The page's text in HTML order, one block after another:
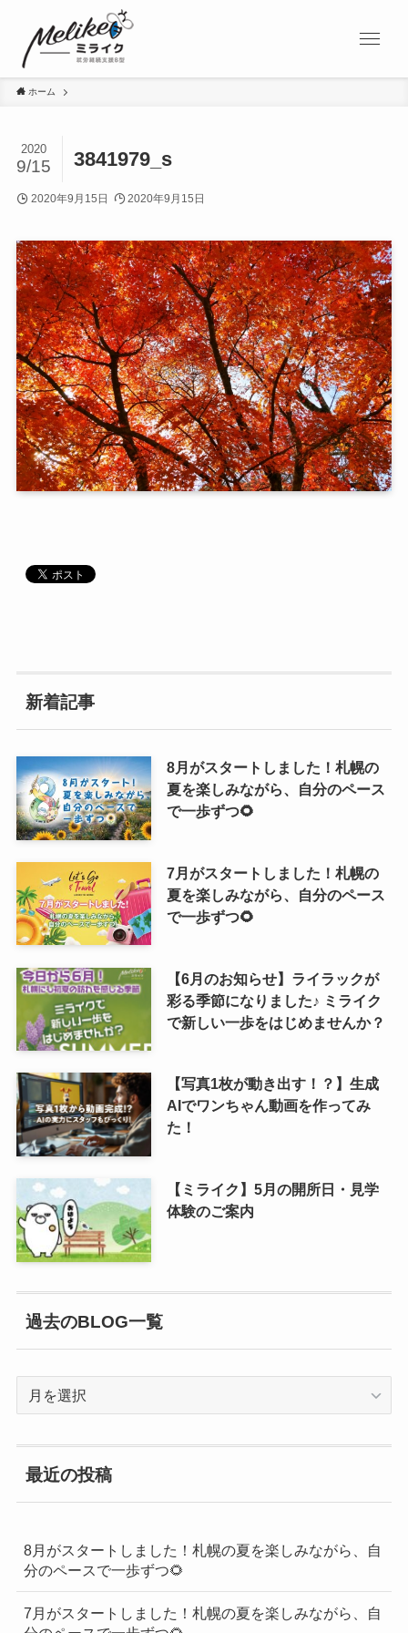
ホーム
3841979_s
2020
9/15
2020年9月15日 2020年9月15日
新着記事
8月がスタートしました！札幌の
夏を楽しみながら、自分のペース
で一歩ずつ🌻
7月がスタートしました！札幌の
夏を楽しみながら、自分のペース
で一歩ずつ🌻
【6月のお知らせ】ライラックが
彩る季節になりました♪ ミライク
で新しい一歩をはじめませんか？
【写真1枚が動き出す！？】生成
AIでワンちゃん動画を作ってみ
た！
【ミライク】5月の開所日・見学
体験のご案内
過去のBLOG一覧
一
覧
最近の投稿
8月がスタートしました！札幌の夏を楽しみながら、自
分のペースで一歩ずつ🌻
7月がスタートしました！札幌の夏を楽しみながら、自